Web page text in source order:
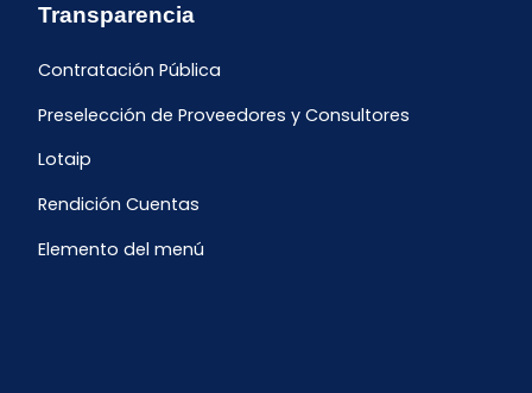
Transparencia
Contratación Pública
Preselección de Proveedores y Consultores
Lotaip
Rendición Cuentas
Elemento del menú